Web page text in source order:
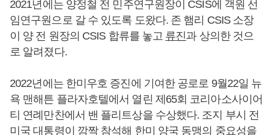
2021년에는 양정철 전 민주연구원장이 CSIS에 객원 선
임연구원으로 갈 수 있도록 도왔다. 존 햄리 CSIS 소장
이 양 전 원장의 CSIS 합류를 놓고 류진과 상의한 것으
로 알려졌다.
2022년에는 한미우호 증진에 기여한 공로로 9월22일 뉴
욕 맨해튼 플라자호텔에서 열린 제65회 코리아소사이어
티 연례만찬에서 밴 플리트상을 수상했다. 조지 부시 전
미국 대통령이 깜짝 참석해 한미 양국 동맹의 중요성을